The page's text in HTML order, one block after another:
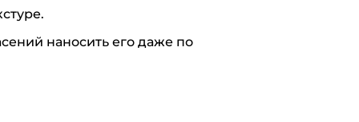
наносить его даже по